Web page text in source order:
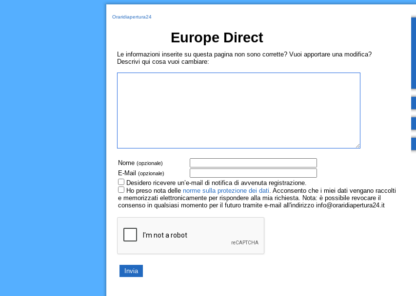
Oraridiapertura24
Europe Direct
Le informazioni inserite su questa pagina non sono corrette? Vuoi apportare una modifica?
Descrivi qui cosa vuoi cambiare:
Nome (opzionale)
E-Mail (opzionale)
Desidero ricevere un’e-mail di notifica di avvenuta registrazione.
Ho preso nota delle norme sulla protezione dei dati. Acconsento che i miei dati vengano raccolti
e memorizzati elettronicamente per rispondere alla mia richiesta. Nota: è possibile revocare il
consenso in qualsiasi momento per il futuro tramite e-mail all'indirizzo info@oraridiapertura24.it